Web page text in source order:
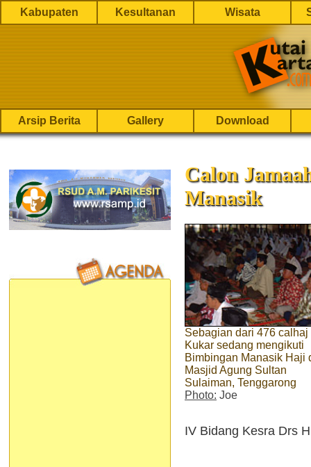
Kabupaten Kesultanan Wisata
Arsip Berita Gallery Download
Calon
Manasik
Sebagian dari 476 calhaj
Kukar sedang mengikuti
Bimbingan Manasik Haji
Masjid Agung Sultan
Sulaiman, Tenggarong
Photo: Joe
IV Bidang Kesra Drs